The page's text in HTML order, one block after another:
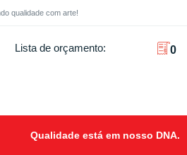
qualidade com arte!
Lista de orçamento: 0
Qualidade está em nosso DNA.